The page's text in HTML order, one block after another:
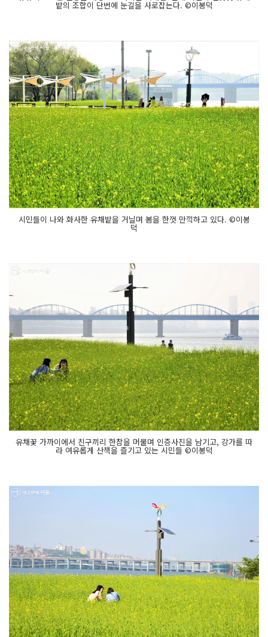
밭의 조합이 단번에 눈길을 사로잡는다. ©이봉덕
시민들이 나와 화사한 유채밭을 거닐며 봄을 한껏 만끽하고 있다. ©이봉
덕
유채꽃 가까이에서 친구끼리 한참을 머물며 인증사진을 남기고, 강가를 따
라 여유롭게 산책을 즐기고 있는 시민들 ©이봉덕